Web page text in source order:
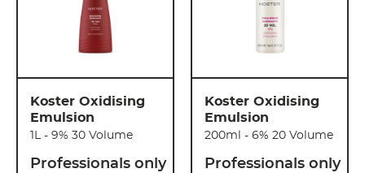
Koster Oxidising
Emulsion
1L - 9% 30 Volume
Professionals only
Koster Oxidising
Emulsion
200ml - 6% 20 Volume
Professionals only